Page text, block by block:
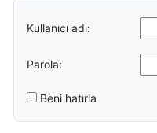
Kullanıcı adı:
Parola:
Beni hatırla